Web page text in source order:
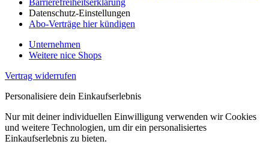
Datenschutz-Einstellungen
Abo-Verträge hier kündigen
Unternehmen
Weitere nice Shops
Vertrag widerrufen
Personalisiere dein Einkaufserlebnis
Nur mit deiner individuellen Einwilligung verwenden wir Cookies
und weitere Technologien, um dir ein personalisiertes
Einkaufserlebnis zu bieten.